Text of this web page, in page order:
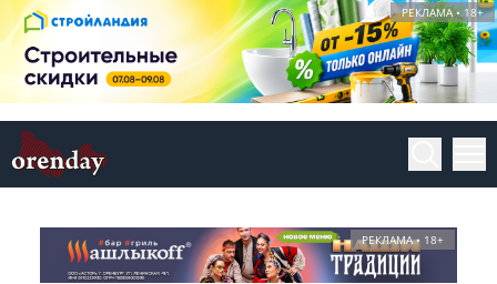
РЕКЛАМА • 18+
РЕКЛАМА • 18+